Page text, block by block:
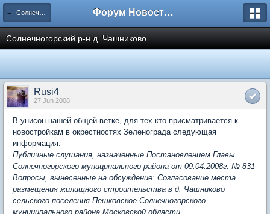
← Солнечногорский район Форум Новостройки
Солнечногорский р-н д. Чашниково
Rusi4
27 Jun 2008
В унисон нашей общей ветке, для тех кто присматривается к
новостройкам в окрестностях Зеленограда следующая
информация:
Публичные слушания, назначенные Постановлением Главы
Солнечногорского муниципального района от 09.04.2008г. № 831
Вопросы, вынесенные на обсуждение: Согласование места
размещения жилищного строительства в д. Чашниково
сельского поселения Пешковское Солнечногорского
муниципального района Московской области...